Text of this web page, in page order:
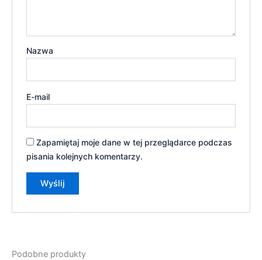
Nazwa
E-mail
Zapamiętaj moje dane w tej przeglądarce podczas
pisania kolejnych komentarzy.
Podobne produkty